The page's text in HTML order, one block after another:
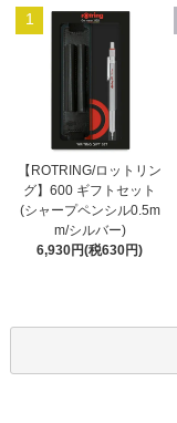
1
【ROTRING/ロットリン
グ】600 ギフトセット
(シャープペンシル0.5m
m/シルバー)
6,930円(税630円)